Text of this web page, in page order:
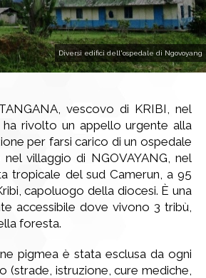
Diversi edifici dell'ospedale di Ngovoyang
vescovo di KRIBI, nel
ha rivolto un appello urgente alla
per farsi carico di un ospedale
villaggio di NGOVAYANG, nel
tropicale del sud Camerun, a 95
capoluogo della diocesi. È una
accessibile dove vivono 3 tribù,
foresta.
pigmea è stata esclusa da ogni
(strade, istruzione, cure mediche,